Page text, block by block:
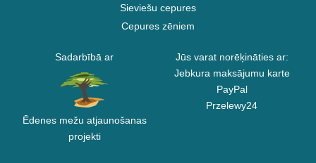
Sieviešu cepures
Cepures zēniem
Sadarbībā ar
Ēdenes mežu atjaunošanas
projekti
Jūs varat norēķināties ar:
Jebkura maksājumu karte
PayPal
Przelewy24